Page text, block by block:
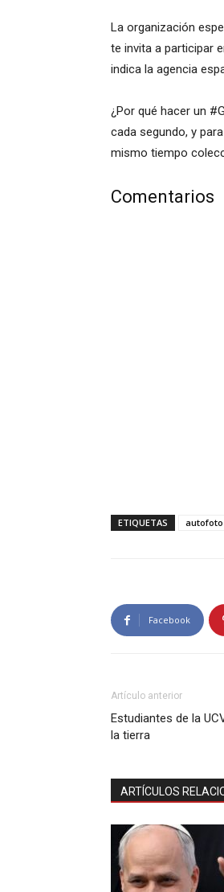
La organización
te invita a participar
indica la agencia
¿Por qué hacer un
cada segundo, y
mismo tiempo
Comentarios
ETIQUETAS autofoto
Facebook
Artículo anterior
Estudiantes de la
la tierra
ARTÍCULOS